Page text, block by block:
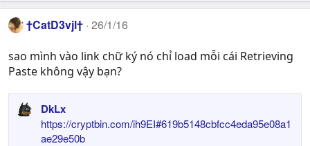
†CatD3vjl† 26/1/16
sao mình vào link chữ ký nó chỉ load mỗi cái Retrieving
Paste không vậy bạn?
DkLx
https://cryptbin.com/ih9EI#619b5148cbfcc4eda95e08a1
ae29e50b